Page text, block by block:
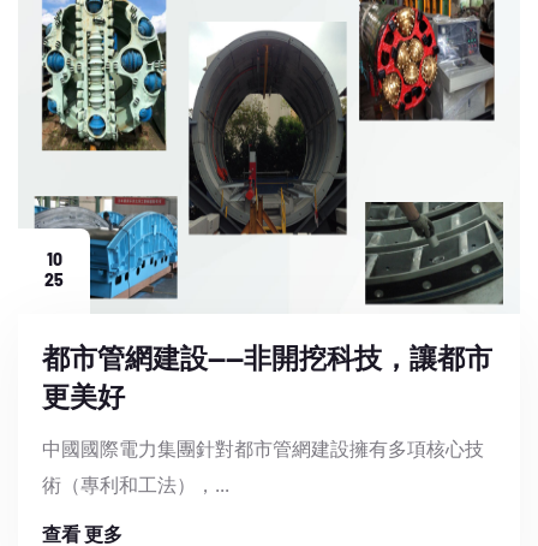
10
25
都市管網建設——非開挖科技，讓都市
更美好
中國國際電力集團針對都市管網建設擁有多項核心技
術（專利和工法），...
查看 更多